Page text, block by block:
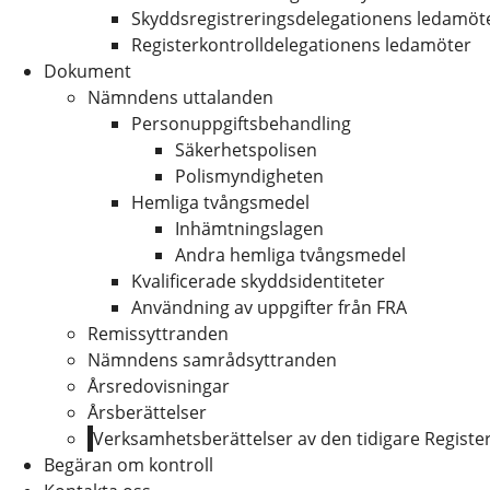
Skyddsregistreringsdelegationens
Registerkontrolldelegationens ledamöter
Dokument
Nämndens uttalanden
Personuppgiftsbehandling
Säkerhetspolisen
Polismyndigheten
Hemliga tvångsmedel
Inhämtningslagen
Andra hemliga tvångsmedel
Kvalificerade skyddsidentiteter
Användning av uppgifter från FRA
Remissyttranden
Nämndens samrådsyttranden
Årsredovisningar
Årsberättelser
Verksamhetsberättelser av den tidigare
Begäran om kontroll